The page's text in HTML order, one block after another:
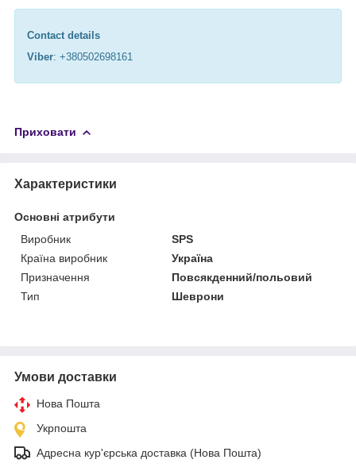
Contact details
Viber: +380502698161
Приховати
Характеристики
Основні атрибути
Виробник
SPS
Країна виробник
Україна
Призначення
Повсякденний/польовий
Тип
Шеврони
Умови доставки
Нова Пошта
Укрпошта
Адресна кур'єрська доставка (Нова Пошта)